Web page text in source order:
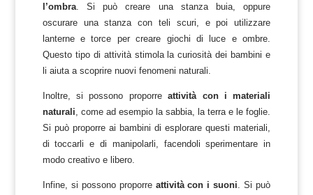
l’ombra. Si può creare una stanza buia, oppure
oscurare una stanza con teli scuri, e poi utilizzare
lanterne e torce per creare giochi di luce e ombre.
Questo tipo di attività stimola la curiosità dei bambini e
li aiuta a scoprire nuovi fenomeni naturali.
Inoltre, si possono proporreattività con i materiali
naturali, come ad esempio la sabbia, la terra e le foglie.
Si può proporre ai bambini di esplorare questi materiali,
di toccarli e di manipolarli, facendoli sperimentare in
modo creativo e libero.
Infine, si possono proporre attività con i suoni. Si può